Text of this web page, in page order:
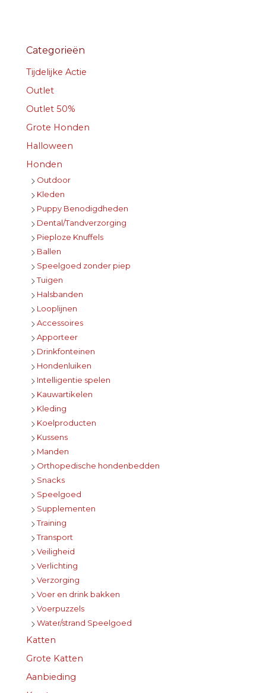
Categorieën
Tijdelijke Actie
Outlet
Outlet 50%
Grote Honden
Halloween
Honden
Outdoor
Kleden
Puppy Benodigdheden
Dental/Tandverzorging
Pieploze Knuffels
Ballen
Speelgoed zonder piep
Tuigen
Halsbanden
Looplijnen
Accessoires
Apporteer
Drinkfonteinen
Hondenluiken
Intelligentie spelen
Kauwartikelen
Kleding
Koelproducten
Kussens
Manden
Orthopedische hondenbedden
Snacks
Speelgoed
Supplementen
Training
Transport
Veiligheid
Verlichting
Verzorging
Voer en drink bakken
Voerpuzzels
Water/strand Speelgoed
Katten
Grote Katten
Aanbieding